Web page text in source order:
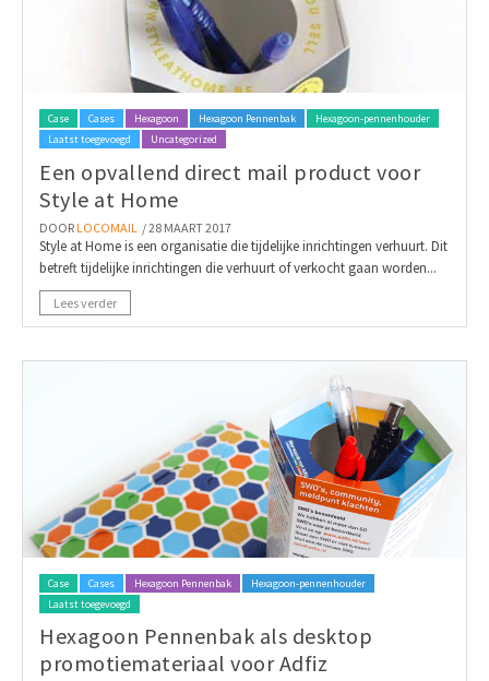
Case Cases Hexagoon Hexagoon Pennenbak
Hexagoon-pennenhouder
Laatst toegevoegd
Uncategorized
Een opvallend direct mail product voor
Style at Home
DOOR LOCOMAIL / 28 MAART 2017
Style at Home is een organisatie die tijdelijke inrichtingen verhuurt. Dit
betreft tijdelijke inrichtingen die verhuurt of verkocht gaan worden...
Lees verder
Case Cases Hexagoon Pennenbak
Hexagoon-pennenhouder
Laatst toegevoegd
Hexagoon Pennenbak als desktop
promotiemateriaal voor Adfiz